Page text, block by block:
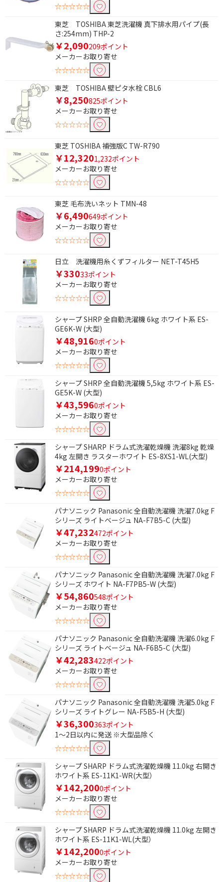
☆☆☆☆☆
東芝 TOSHIBA 東芝洗濯機 真下排水用パイプ(長
さ:254mm) THP-2
￥2,090209ポイント
メーカーお取り寄せ
☆☆☆☆☆
東芝 TOSHIBA 壁ピタ水栓 CBL6
￥8,250825ポイント
メーカーお取り寄せ
☆☆☆☆☆
東芝 TOSHIBA 補強版C TW-R790
￥12,3201,232ポイント
メーカーお取り寄せ
☆☆☆☆☆
東芝 毛布洗いネット TMN-48
￥6,490649ポイント
メーカーお取り寄せ
☆☆☆☆☆
日立 洗濯機用糸くずフィルター NET-T45H5
￥33033ポイント
メーカーお取り寄せ
☆☆☆☆☆
シャープ SHRP 全自動洗濯機 6kg ホワイト系 ES-
GE6K-W (大型)
￥48,9160ポイント
メーカーお取り寄せ
☆☆☆☆☆
シャープ SHRP 全自動洗濯機 5,5kg ホワイト系 ES-
GE5K-W (大型)
￥43,5960ポイント
メーカーお取り寄せ
☆☆☆☆☆
シャープ SHARP ドラム式洗濯乾燥機 洗濯8kg 乾燥
4kg 左開き ラスターホワイト ES-8XS1-WL(大型)
￥214,1990ポイント
メーカーお取り寄せ
☆☆☆☆☆
パナソニック Panasonic 全自動洗濯機 洗濯7.0kg F
シリーズ ライトベージュ NA-F7B5-C (大型)
￥47,232472ポイント
メーカーお取り寄せ
☆☆☆☆☆
パナソニック Panasonic 全自動洗濯機 洗濯7.0kg F
シリーズ ホワイト NA-F7PB5-W (大型)
￥54,860548ポイント
メーカーお取り寄せ
☆☆☆☆☆
パナソニック Panasonic 全自動洗濯機 洗濯6.0kg F
シリーズ ライトベージュ NA-F6B5-C (大型)
￥42,283422ポイント
メーカーお取り寄せ
☆☆☆☆☆
パナソニック Panasonic 全自動洗濯機 洗濯5.0kg F
シリーズ ライトグレー NA-F5B5-H (大型)
￥36,300363ポイント
1～2日以内に発送 ※大型品除く
☆☆☆☆☆
シャープ SHARP ドラム式洗濯乾燥機 11.0kg 右開き
ホワイト系 ES-11K1-WR(大型）
￥142,2000ポイント
メーカーお取り寄せ
☆☆☆☆☆
シャープ SHARP ドラム式洗濯乾燥機 11.0kg 左開き
ホワイト系 ES-11K1-WL(大型）
￥142,2000ポイント
メーカーお取り寄せ
☆☆☆☆☆